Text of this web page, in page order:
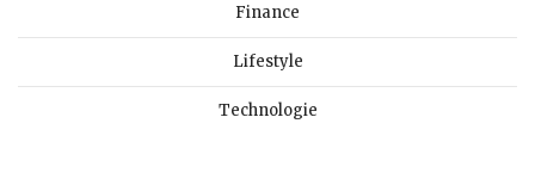
Finance
Lifestyle
Technologie